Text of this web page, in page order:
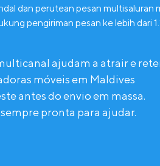
dan perutean pesan multisaluran
pengiriman pesan ke lebih dari
ajudam a atrair e
móveis em Maldives
antes do envio em massa.
pronta para ajudar.